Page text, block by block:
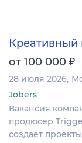
Креативный
от 100 000 ₽
28 июля 2026
Jobers
Вакансия
продюсер
создает